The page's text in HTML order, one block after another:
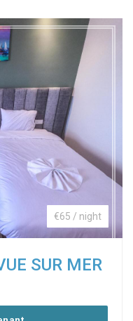
€65 / night
SUR MER